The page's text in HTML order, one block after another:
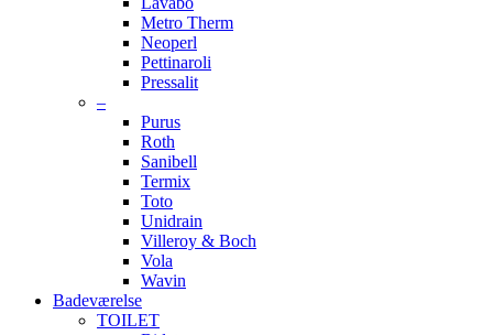
Metro Therm
Neoperl
Pettinaroli
Pressalit
–
Purus
Roth
Sanibell
Termix
Toto
Unidrain
Villeroy & Boch
Vola
Wavin
Badeværelse
TOILET